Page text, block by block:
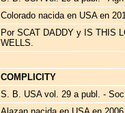
Colorado nacida en USA en
Por SCAT DADDY y IS THIS
WELLS.
COMPLICITY
S. B. USA vol. 29 a publ. -